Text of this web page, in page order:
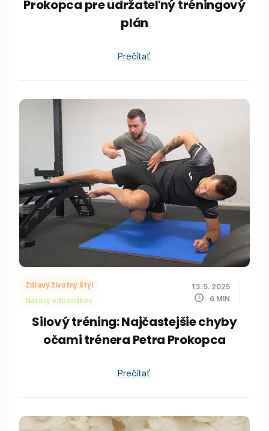
Prokopca pre udržateľný tréningový
plán
Prečítať
Zdravý životný štýl
Názory odborníkov
13. 5. 2025
6 MIN
Silový tréning: Najčastejšie chyby
očami trénera Petra Prokopca
Prečítať